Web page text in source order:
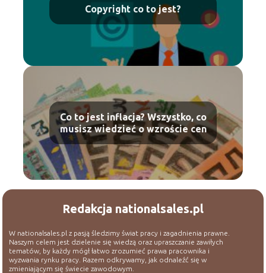
Copyright co to jest?
Co to jest inflacja? Wszystko, co
musisz wiedzieć o wzroście cen
Redakcja nationalsales.pl
W nationalsales.pl z pasją śledzimy świat pracy i zagadnienia prawne.
Naszym celem jest dzielenie się wiedzą oraz upraszczanie zawiłych
tematów, by każdy mógł łatwo zrozumieć prawa pracownika i
wyzwania rynku pracy. Razem odkrywamy, jak odnaleźć się w
zmieniającym się świecie zawodowym.